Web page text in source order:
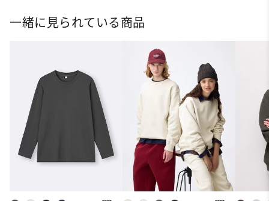
一緒に見られている商品